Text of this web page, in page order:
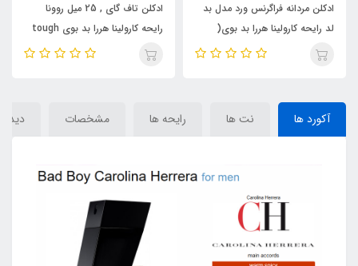
ادکلن تاف گای , 25 میل روونا
guy) bad boy)
ادکلن 25 میل سوپر اسمارت کد
054 رایحه کارولینا هررا بد بوی
Carolina Herrera Bad Boy
آکورد ها نت ها رایحه ها مشخصات